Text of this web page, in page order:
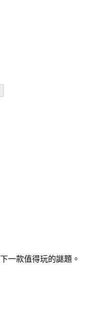
一款值得玩的謎題。